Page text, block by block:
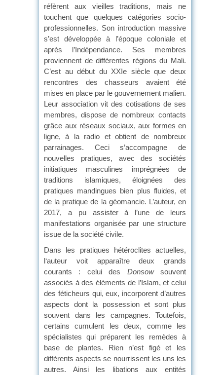
réfèrent aux vieilles traditions, mais ne
touchent que quelques catégories socio-
professionnelles. Son introduction massive
s’est développée à l’époque coloniale et
après l’Indépendance. Ses membres
proviennent de différentes régions du Mali.
C’est au début du XXIe siècle que deux
rencontres des chasseurs avaient été
mises en place par le gouvernement malien.
Leur association vit des cotisations de ses
membres, dispose de nombreux contacts
grâce aux réseaux sociaux, aux formes en
ligne, à la radio et obtient de nombreux
parrainages. Ceci s’accompagne de
nouvelles pratiques, avec des sociétés
initiatiques masculines imprégnées de
traditions islamiques, éloignées des
pratiques mandingues bien plus fluides, et
de la pratique de la géomancie. L’auteur, en
2017, a pu assister à l’une de leurs
manifestations organisée par une structure
issue de la société civile.
Dans les pratiques hétéroclites actuelles,
l‘auteur voit apparaître deux grands
courants : celui des Donsowsouvent
associés à des éléments de l’Islam, et celui
des féticheurs qui, eux, incorporent d’autres
aspects dont la possession et sont plus
souvent dans les campagnes. Toutefois,
certains cumulent les deux, comme les
spécialistes qui préparent les remèdes à
base de plantes. Rien n’est figé et les
différents aspects se nourrissent les uns les
autres. Ainsi les libations aux entités